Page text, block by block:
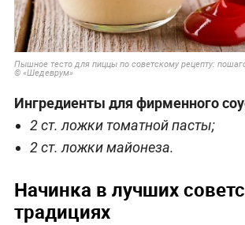
Пышное тесто для пиццы по советскому рецепту:
© «Шедеврум»
Ингредиенты для фирменного
2 ст. ложки томатной пасты;
2 ст. ложки майонеза.
Начинка в лучших
традициях